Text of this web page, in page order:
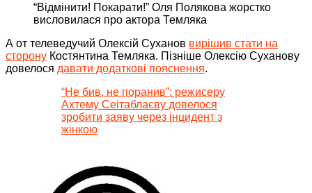
“Відмінити! Покарати!” Оля Полякова жорстко
висловилася про актора Темляка
А от телеведучий Олексій Суханов вирішив стати на
сторону Костянтина Темляка. Пізніше Олексію Суханову
довелося давати додаткові пояснення.
“Не бив, не поранив”: режисеру
Ахтему Сеітаблаєву довелося
зробити заяву через інцидент з
жінкою